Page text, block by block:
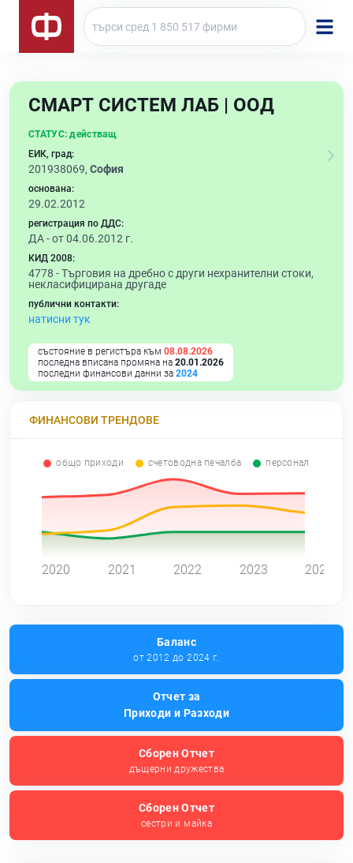
СМАРТ СИСТЕМ ЛАБ | ООД
СТАТУС: действащ
ЕИК, град:
201938069, София
основана:
29.02.2012
регистрация по ДДС:
ДА - от 04.06.2012 г.
КИД 2008:
4778 -Търговия на дребно с други нехранителни стоки,
некласифицирана другаде
публични контакти:
натисни тук
състояние в регистъра към 08.08.2026
последна вписана промяна на 20.01.2026
последни финансови данни за 2024
ФИНАНСОВИ ТРЕНДОВЕ
общо приходи счетоводна печалба персонал
2020 2021 2022 2023 2024
Баланс
от 2012 до 2024 г.
Отчет за
Приходи и Разходи
Сборен Отчет
дъщерни дружества
Сборен Отчет
сестри и майка